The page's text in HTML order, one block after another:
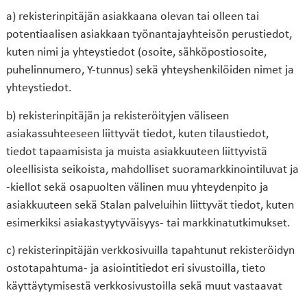
a) rekisterinpitäjän asiakkaana olevan tai olleen tai
potentiaalisen asiakkaan työnantajayhteisön perustiedot,
kuten nimi ja yhteystiedot (osoite, sähköpostiosoite,
puhelinnumero, Y-tunnus) sekä yhteyshenkilöiden nimet ja
yhteystiedot.
b) rekisterinpitäjän ja rekisteröityjen väliseen
asiakassuhteeseen liittyvät tiedot, kuten tilaustiedot,
tiedot tapaamisista ja muista asiakkuuteen liittyvistä
oleellisista seikoista, mahdolliset suoramarkkinointiluvat ja
-kiellot sekä osapuolten välinen muu yhteydenpito ja
asiakkuuteen sekä Stalan palveluihin liittyvät tiedot, kuten
esimerkiksi asiakastyytyväisyys- tai markkinatutkimukset.
c) rekisterinpitäjän verkkosivuilla tapahtunut rekisteröidyn
ostotapahtuma- ja asiointitiedot eri sivustoilla, tieto
käyttäytymisestä verkkosivustoilla sekä muut vastaavat